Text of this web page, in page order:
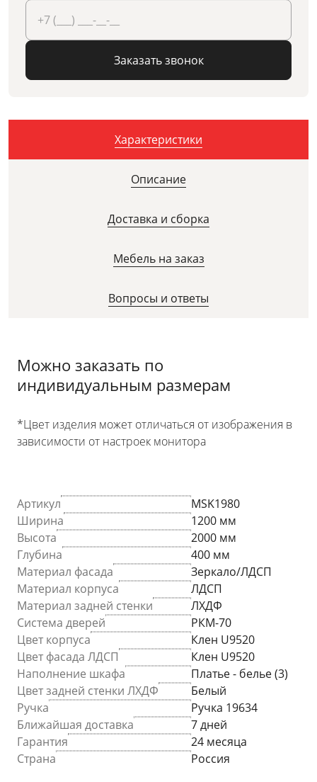
Заказать звонок
Характеристики
Описание
Доставка и сборка
Мебель на заказ
Вопросы и ответы
Можно заказать по
индивидуальным размерам
*Цвет изделия может отличаться от изображения в
зависимости от настроек монитора
Артикул
MSK1980
Ширина
1200 мм
Высота
2000 мм
Глубина
400 мм
Материал фасада
Зеркало/ЛДСП
Материал корпуса
ЛДСП
Материал задней стенки
ЛХДФ
Система дверей
РКМ-70
Цвет корпуса
Клен U9520
Цвет фасада ЛДСП
Клен U9520
Наполнение шкафа
Платье - белье (3)
Цвет задней стенки ЛХДФ
Белый
Ручка
Ручка 19634
Ближайшая доставка
7 дней
Гарантия
24 месяца
Страна
Россия